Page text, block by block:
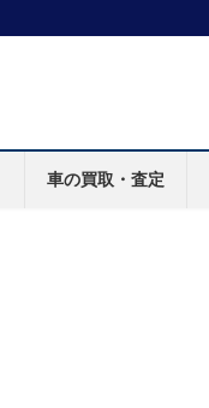
車の買取・査定